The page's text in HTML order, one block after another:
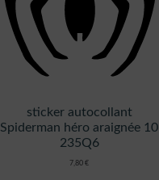
sticker autocollant
Spiderman héro araignée 10
235Q6
7,80 €